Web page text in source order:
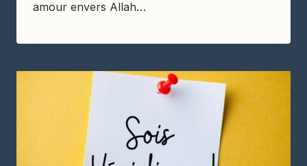
amour envers Allah…